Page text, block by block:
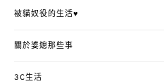
被貓奴役的生活♥
關於婆媳那些事
3C生活